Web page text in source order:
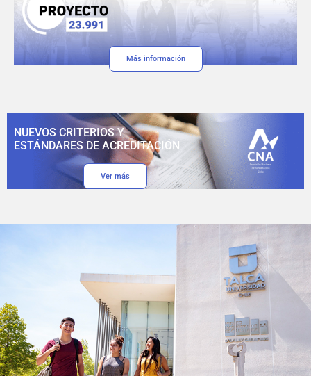
Más información
NUEVOS CRITERIOS Y
ESTÁNDARES DE ACREDITACIÓN
Ver más